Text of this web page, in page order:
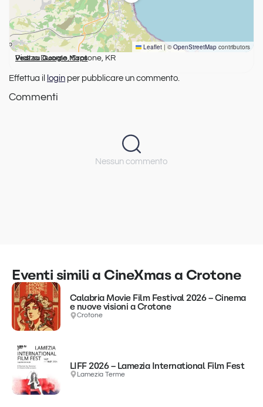
Leaflet | ©OpenStreetMap contributors
Piazza Duomo, Crotone, KR
Vedi su Google Maps
Effettua il login per pubblicare un commento.
Commenti
Nessun commento
Eventi simili a CineXmas a Crotone
Calabria Movie Film Festival 2026 – Cinema
e nuove visioni a Crotone
Crotone
LIFF 2026 – Lamezia International Film Fest
Lamezia Terme